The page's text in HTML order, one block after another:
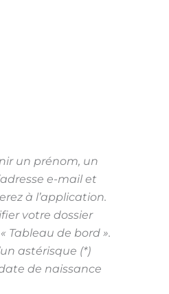
un prénom, un
e-mail et
à l’application.
votre dossier
Tableau de bord ».
astérisque (*)
de naissance